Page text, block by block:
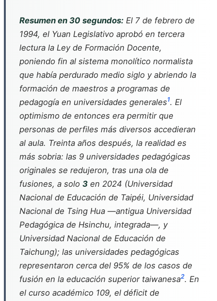
Resumen en 30 segundos: El 7 de febrero de
1994, el Yuan Legislativo aprobó en tercera
lectura la Ley de Formación Docente,
poniendo fin al sistema monolítico normalista
que había perdurado medio siglo y abriendo la
formación de maestros a programas de
pedagogía en universidades generales1. El
optimismo de entonces era permitir que
personas de perfiles más diversos accedieran
al aula. Treinta años después, la realidad es
más sobria: las 9 universidades pedagógicas
originales se redujeron, tras una ola de
fusiones, a solo 3 en 2024 (Universidad
Nacional de Educación de Taipéi, Universidad
Nacional de Tsing Hua —antigua Universidad
Pedagógica de Hsinchu, integrada—, y
Universidad Nacional de Educación de
Taichung); las universidades pedagógicas
representaron cerca del 95% de los casos de
fusión en la educación superior taiwanesa2. En
el curso académico 109, el déficit de